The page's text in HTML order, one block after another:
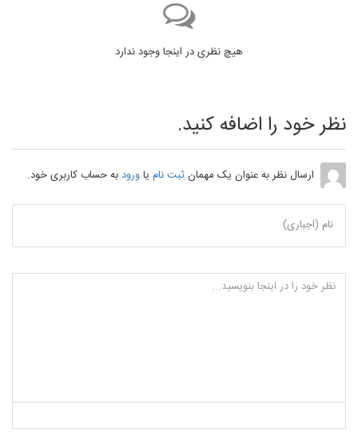
هیچ نظری در اینجا وجود ندارد
نظر خود را اضافه کنید.
ارسال نظر به عنوان یک مهمانثبت نام یاورودبه حساب کاربری خود.
نام (اجباری)